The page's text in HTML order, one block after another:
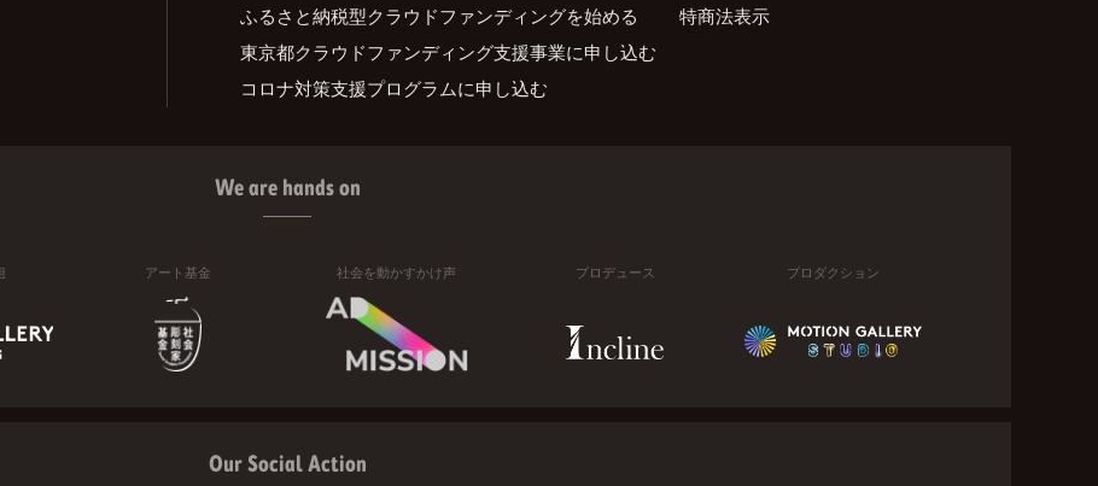
ふるさと納税型クラウドファンディングを始める
東京都クラウドファンディング支援事業に申し込む
コロナ対策支援プログラムに申し込む
特商法表示
We are hands on
アート基金 社会を動かすかけ声 プロデュース プロダクション
Our Social Action